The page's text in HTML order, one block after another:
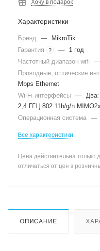
Хочу в подарок
Характеристики
Бренд —
MikroTik
Гарантия
? —
1 год
Частотный диапазон wifi
—
Проводные, оптические
Mbps Ethernet
Wi-Fi интерфейсы — Два:
2,4 ГГЦ 802.11b/g/n
Операционная система —
Все характеристики
Цена действительна только
отличаться от цен в
ОПИСАНИЕ